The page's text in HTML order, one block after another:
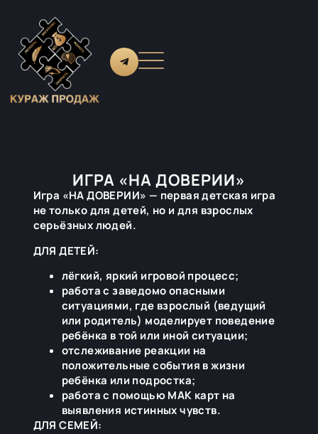
ИГРА «НА ДОВЕРИИ»
Игра «НА ДОВЕРИИ» — первая детская игра
не только для детей, но и для взрослых
серьёзных людей.
ДЛЯ ДЕТЕЙ:
лёгкий, яркий игровой процесс;
работа с заведомо опасными
ситуациями, где взрослый (ведущий
или родитель) моделирует поведение
ребёнка в той или иной ситуации;
отслеживание реакции на
положительные события в жизни
ребёнка или подростка;
работа с помощью МАК карт на
выявления истинных чувств.
ДЛЯ СЕМЕЙ: